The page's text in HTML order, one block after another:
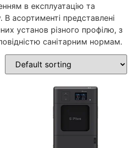
в експлуатацію та
асортименті представлені
установ різного профілю, з
санітарним нормам.